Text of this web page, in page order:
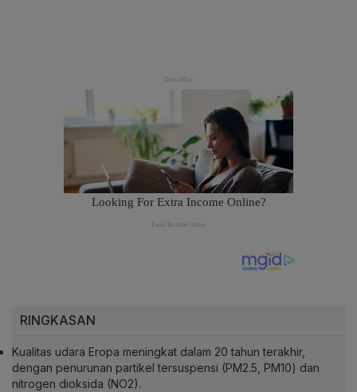
RINGKASAN
Kualitas udara Eropa meningkat dalam 20 tahun terakhir,
dengan penurunan partikel tersuspensi (PM2.5, PM10) dan
nitrogen dioksida (NO2).